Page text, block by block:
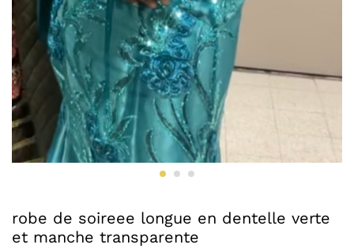
robe de soireee longue en dentelle verte
et manche transparente